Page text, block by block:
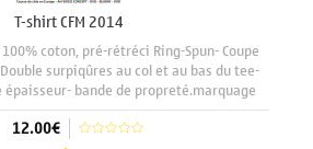
T-shirt CFM 2014
coton, pré-rétréci Ring-Spun- Coupe
surpiqûres au col et au bas du tee-
bande de propreté.marquage
format A3 29 x 42 cm
12.00€